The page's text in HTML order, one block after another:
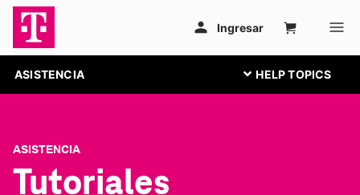
ASISTENCIA
ASISTENCIA
Tutoriales